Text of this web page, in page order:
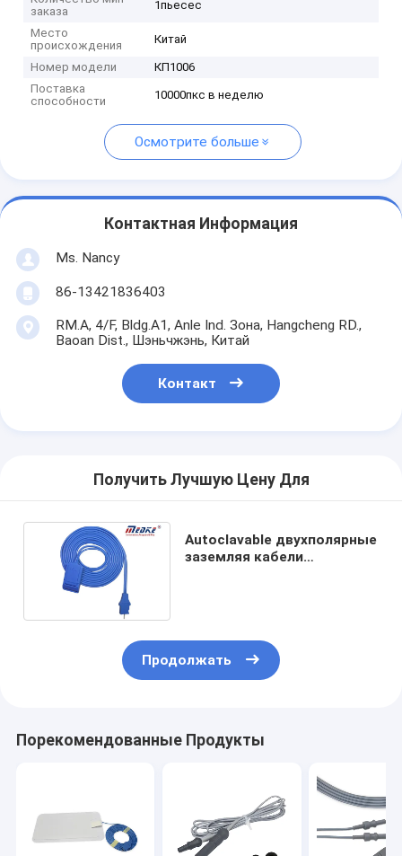
заказа
1пьесес
Место
происхождения
Китай
Номер модели
КП1006
Поставка
способности
10000пкс в неделю
Осмотрите больше
Контактная Информация
Ms. Nancy
86-13421836403
RM.A, 4/F, Bldg.A1, Anle Ind. Зона, Hangcheng RD.,
Baoan Dist., Шэньчжэнь, Китай
Контакт
Получить Лучшую Цену Для
Autoclavable двухполярные
заземляя кабели
Продолжать
Порекомендованные Продукты